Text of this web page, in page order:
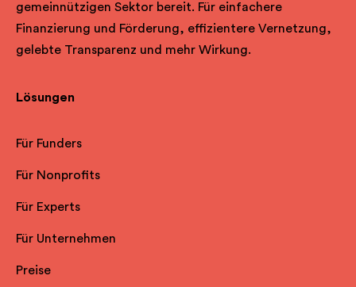
gemeinnützigen Sektor bereit. Für einfachere
Finanzierung und Förderung, effizientere Vernetzung,
gelebte Transparenz und mehr Wirkung.
Lösungen
Für Funders
Für Nonprofits
Für Experts
Für Unternehmen
Preise